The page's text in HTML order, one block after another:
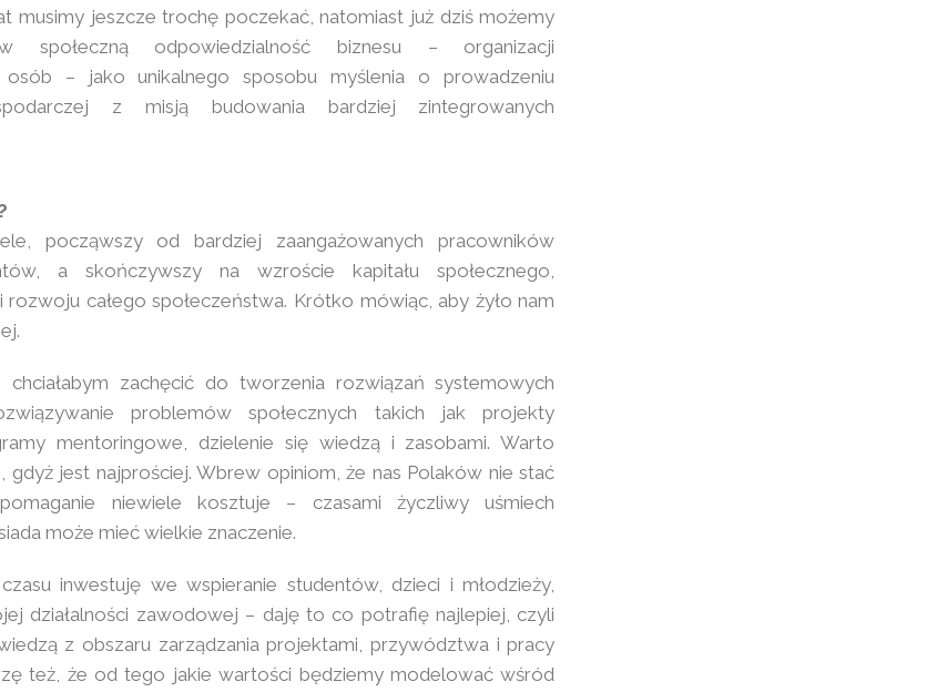
musimy jeszcze trochę poczekać, natomiast już dziś możemy
społeczną odpowiedzialność biznesu – organizacji
osób – jako unikalnego sposobu myślenia o prowadzeniu
z misją budowania bardziej zintegrowanych
począwszy od bardziej zaangażowanych pracowników
a skończywszy na wzroście kapitału społecznego,
całego społeczeństwa. Krótko mówiąc, aby żyło nam
chciałabym zachęcić do tworzenia rozwiązań systemowych
problemów społecznych takich jak projekty
mentoringowe, dzielenie się wiedzą i zasobami. Warto
gdyż jest najprościej. Wbrew opiniom, że nas Polaków nie stać
niewiele kosztuje – czasami życzliwy uśmiech
może mieć wielkie znaczenie.
inwestuję we wspieranie studentów, dzieci i młodzieży,
działalności zawodowej – daję to co potrafię najlepiej, czyli
z obszaru zarządzania projektami, przywództwa i pracy
też, że od tego jakie wartości będziemy modelować wśród